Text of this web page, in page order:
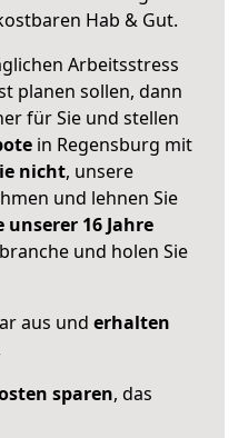
Hab & Gut.
Arbeitsstress
planen sollen, dann
für Sie und stellen
in Regensburg mit
nicht, unsere
und lehnen Sie
unserer 16 Jahre
und holen Sie
aus und erhalten
sparen, das